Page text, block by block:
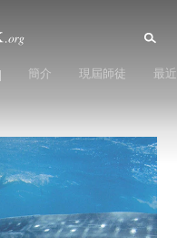
簡介 現屆師徒 最